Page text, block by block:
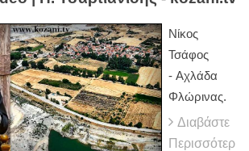
Νίκος
Τσάφος
- Αχλάδα
Φλώρινας.
Διαβάστε
Περισσότερ